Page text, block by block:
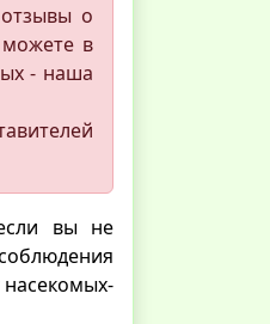
о
можете в
- наша
вы не
насекомых-